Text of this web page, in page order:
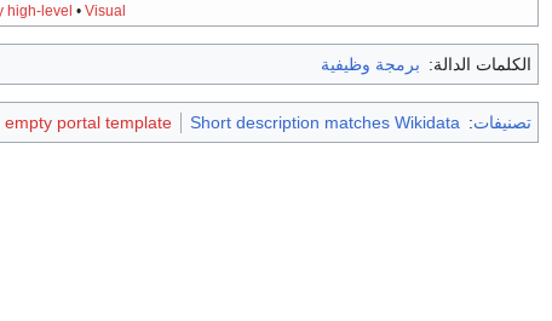
high-level • Visual
الكلمات الدالة: برمجة وظيفية
تصنيفات:
Short description matches Wikidata
empty portal template